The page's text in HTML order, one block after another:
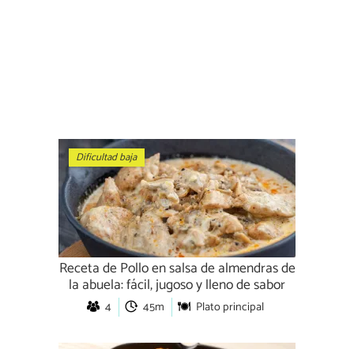
Dificultad baja
Receta de Pollo en salsa de almendras de
la abuela: fácil, jugoso y lleno de sabor
4 45m Plato principal